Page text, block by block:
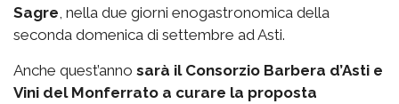
Sagre , nella due giorni enogastronomica della
seconda domenica di settembre ad Asti.
Anche quest’anno sarà il Consorzio Barbera d’Asti e
Vini del Monferrato a curare la proposta